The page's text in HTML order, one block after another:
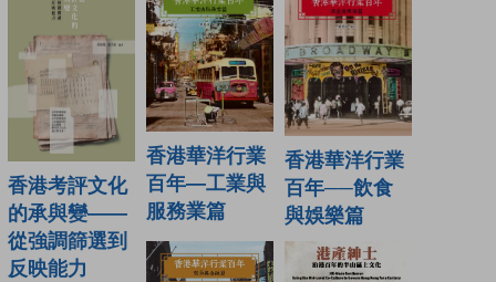
香港考評文化
的承與變——
從強調篩選到
反映能力
香港華洋行業
百年—工業與
服務業篇
香港華洋行業
百年──飲食
與娛樂篇